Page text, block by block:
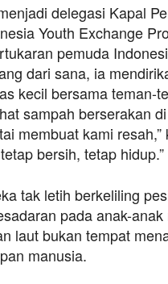
delegasi Kapal
Youth Exchange
pemuda
dari sana, ia
kecil bersama teman-
sampah berserakan
membuat kami resah,”
bersih, tetap hidup.”
tak letih berkeliling
pada anak-anak
laut bukan tempat
manusia.